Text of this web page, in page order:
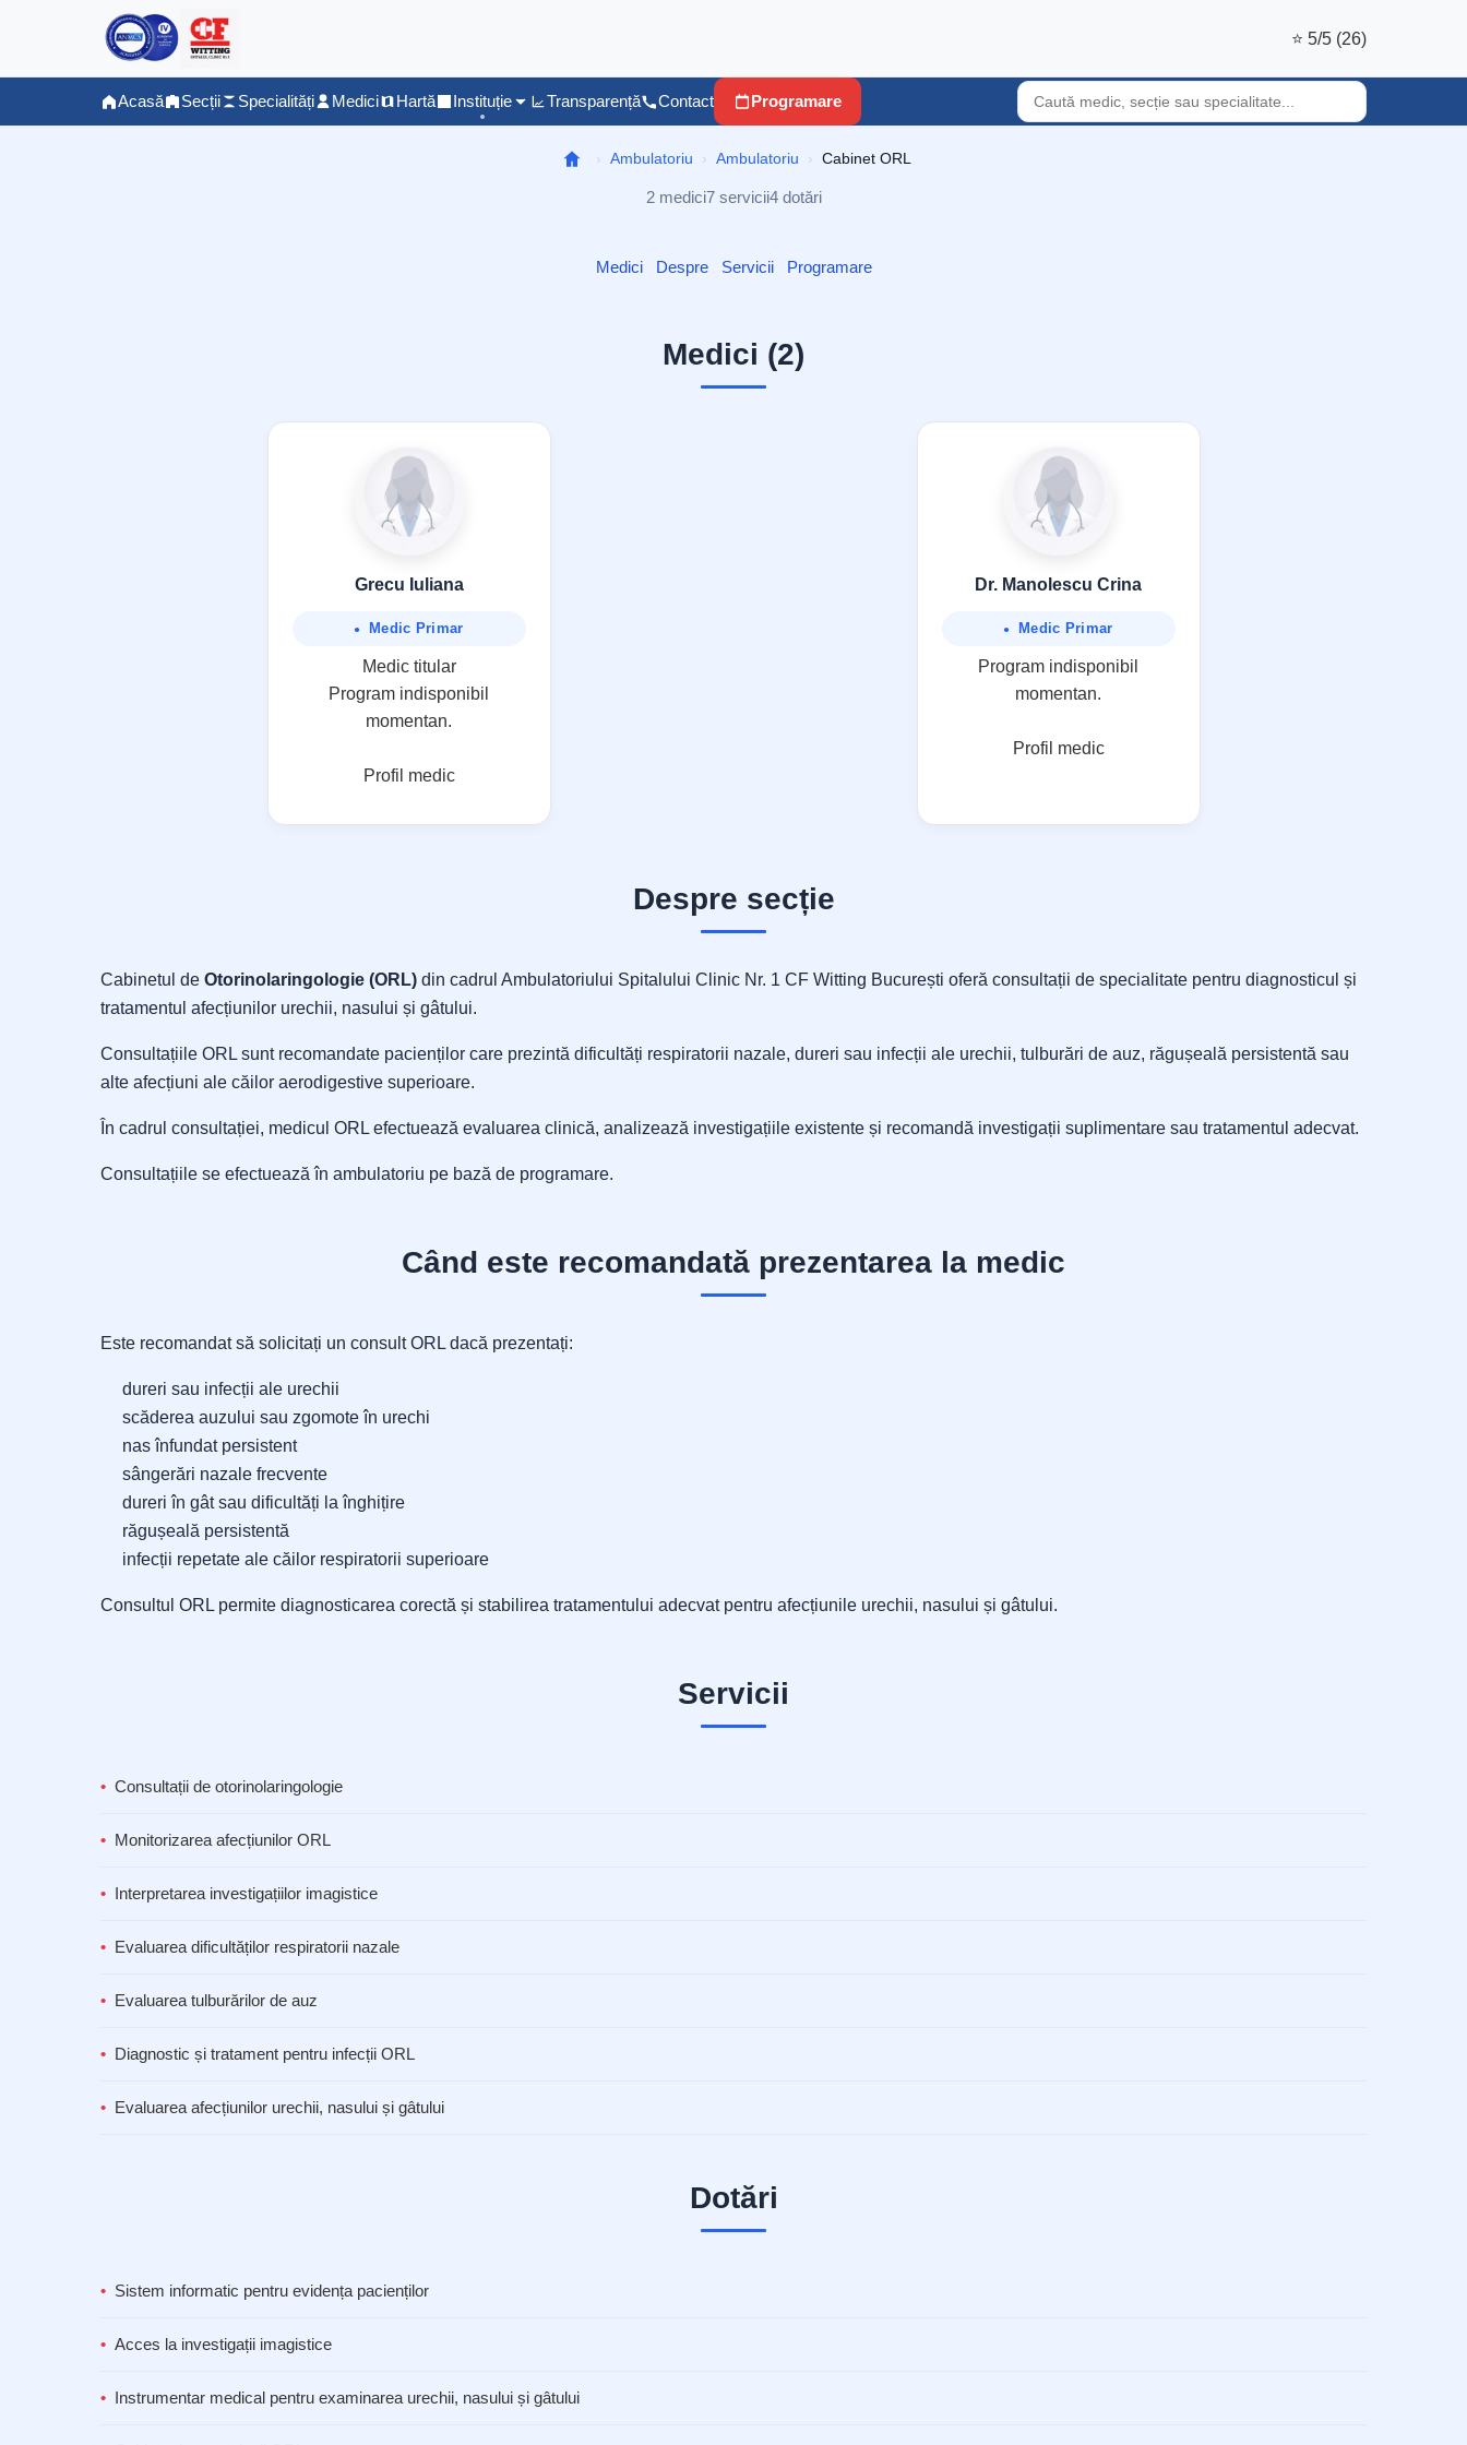
⭐ 5/5 (26)
Acasă Secții Specialități Medici Hartă Instituție Transparență Contact Programare
Ambulatoriu Ambulatoriu Cabinet ORL
2 medici7 servicii4 dotări
Medici Despre Servicii Programare
Medici (2)
Grecu Iuliana
Medic Primar
Medic titular
Program indisponibil
momentan.
Profil medic
Dr. Manolescu Crina
Medic Primar
Program indisponibil
momentan.
Profil medic
Despre secție
Cabinetul de Otorinolaringologie (ORL) din cadrul Ambulatoriului Spitalului Clinic Nr. 1 CF Witting București oferă consultații de specialitate pentru diagnosticul și
tratamentul afecțiunilor urechii, nasului și gâtului.
Consultațiile ORL sunt recomandate pacienților care prezintă dificultăți respiratorii nazale, dureri sau infecții ale urechii, tulburări de auz, răgușeală persistentă sau
alte afecțiuni ale căilor aerodigestive superioare.
În cadrul consultației, medicul ORL efectuează evaluarea clinică, analizează investigațiile existente și recomandă investigații suplimentare sau tratamentul adecvat.
Consultațiile se efectuează în ambulatoriu pe bază de programare.
Când este recomandată prezentarea la medic
Este recomandat să solicitați un consult ORL dacă prezentați:
dureri sau infecții ale urechii
scăderea auzului sau zgomote în urechi
nas înfundat persistent
sângerări nazale frecvente
dureri în gât sau dificultăți la înghițire
răgușeală persistentă
infecții repetate ale căilor respiratorii superioare
Consultul ORL permite diagnosticarea corectă și stabilirea tratamentului adecvat pentru afecțiunile urechii, nasului și gâtului.
Servicii
Consultații de otorinolaringologie
Monitorizarea afecțiunilor ORL
Interpretarea investigațiilor imagistice
Evaluarea dificultăților respiratorii nazale
Evaluarea tulburărilor de auz
Diagnostic și tratament pentru infecții ORL
Evaluarea afecțiunilor urechii, nasului și gâtului
Dotări
Sistem informatic pentru evidența pacienților
Acces la investigații imagistice
Instrumentar medical pentru examinarea urechii, nasului și gâtului